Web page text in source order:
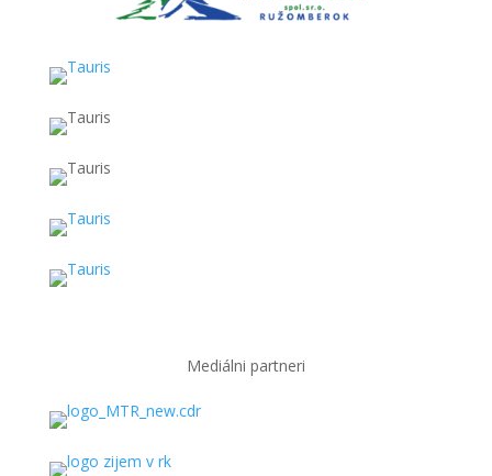
Mediálni partneri